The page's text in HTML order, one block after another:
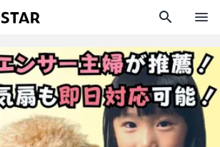
search menu